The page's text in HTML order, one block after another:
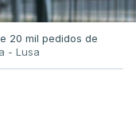
20 mil pedidos de
- Lusa